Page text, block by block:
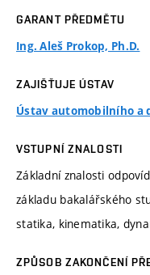
GARANT PŘEDMĚTU
Ing. Aleš Prokop, Ph.D.
ZAJIŠŤUJE ÚSTAV
Ústav automobilního
VSTUPNÍ ZNALOSTI
Základní znalosti
základu bakalářského
statika, kinematika,
ZPŮSOB ZAKONČENÍ